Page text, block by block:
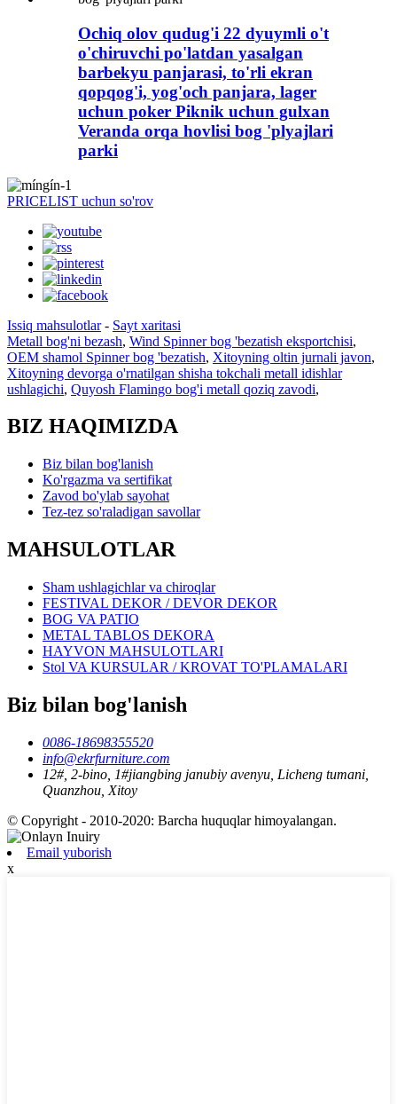
Ochiq olov qudug'i 22 dyuymli o't
o'chiruvchi po'latdan yasalgan
barbekyu panjarasi, to'rli ekran
qopqog'i, yog'och panjara, lager
uchun poker Piknik uchun gulxan
Veranda orqa hovlisi bog 'plyajlari
parki
PRICELIST uchun so'rov
Issiq mahsulotlar- Sayt xaritasi
Metall bog'ni bezash, Wind Spinner bog 'bezatish eksportchisi,
OEM shamol Spinner bog 'bezatish, Xitoyning oltin jurnali javon,
Xitoyning devorga o'rnatilgan shisha tokchali metall idishlar
ushlagichi, Quyosh Flamingo bog'i metall qoziq zavodi,
BIZ HAQIMIZDA
Biz bilan bog'lanish
Ko'rgazma va sertifikat
Zavod bo'ylab sayohat
Tez-tez so'raladigan savollar
MAHSULOTLAR
Sham ushlagichlar va chiroqlar
FESTIVAL DEKOR / DEVOR DEKOR
BOG VA PATIO
METAL TABLOS DEKORA
HAYVON MAHSULOTLARI
Stol VA KURSULAR / KROVAT TO'PLAMALARI
Biz bilan bog'lanish
0086-18698355520
info@ekrfurniture.com
12#, 2-bino, 1#jiangbing janubiy avenyu, Licheng tumani,
Quanzhou, Xitoy
© Copyright - 2010-2020: Barcha huquqlar himoyalangan.
Email yuborish
x